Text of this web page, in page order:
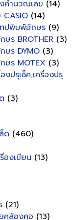
คำนวณเลข (14)
CASIO (14)
ปพิมพ์อักษร (9)
ร BROTHER (3)
ษร DYMO (3)
ษร MOTEX (3)
งปรุเช็ค,เครื่องปรุ
(3)
ด (460)
องเขียน (13)
(21)
คล้องคอ (13)